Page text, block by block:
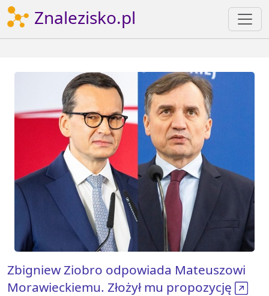
Znalezisko.pl
Zbigniew Ziobro odpowiada Mateuszowi
Morawieckiemu. Złożył mu propozycję